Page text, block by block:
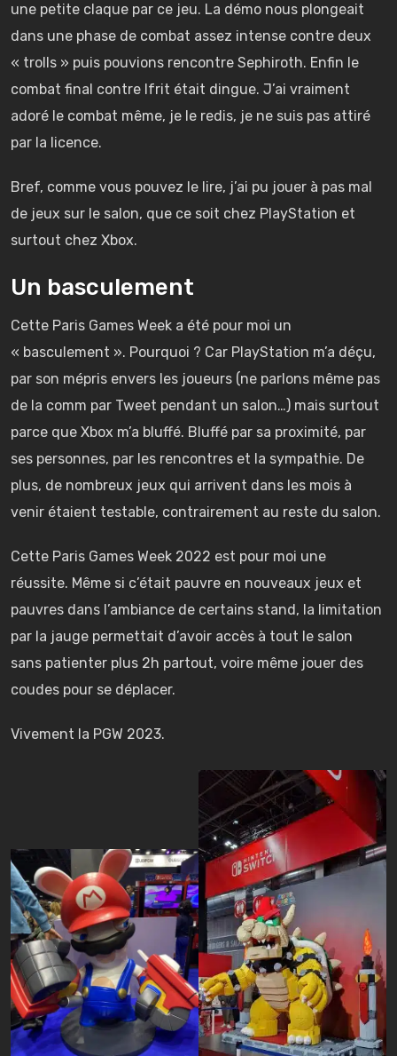
une petite claque par ce jeu. La démo nous plongeait
dans une phase de combat assez intense contre deux
« trolls » puis pouvions rencontre Sephiroth. Enfin le
combat final contre Ifrit était dingue. J’ai vraiment
adoré le combat même, je le redis, je ne suis pas attiré
par la licence.
Bref, comme vous pouvez le lire, j’ai pu jouer à pas mal
de jeux sur le salon, que ce soit chez PlayStation et
surtout chez Xbox.
Un basculement
Cette Paris Games Week a été pour moi un
« basculement ». Pourquoi ? Car PlayStation m’a déçu,
par son mépris envers les joueurs (ne parlons même pas
de la comm par Tweet pendant un salon…) mais surtout
parce que Xbox m’a bluffé. Bluffé par sa proximité, par
ses personnes, par les rencontres et la sympathie. De
plus, de nombreux jeux qui arrivent dans les mois à
venir étaient testable, contrairement au reste du salon.
Cette Paris Games Week 2022 est pour moi une
réussite. Même si c’était pauvre en nouveaux jeux et
pauvres dans l’ambiance de certains stand, la limitation
par la jauge permettait d’avoir accès à tout le salon
sans patienter plus 2h partout, voire même jouer des
coudes pour se déplacer.
Vivement la PGW 2023.